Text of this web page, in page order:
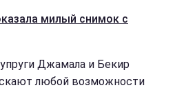
милый снимок с
Джамала и Бекир
любой возможности